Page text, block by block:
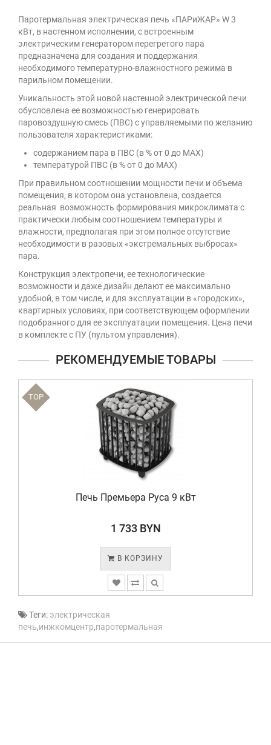
Паротермальная электрическая печь «ПАРиЖАР» W 3
кВт, в настенном исполнении, с встроенным
электрическим генератором перегретого пара
предназначена для создания и поддержания
необходимого температурно-влажностного режима в
парильном помещении.
Уникальность этой новой настенной электрической печи
обусловлена ее возможностью генерировать
паровоздушную смесь (ПВС) с управляемыми по желанию
пользователя характеристиками:
содержанием пара в ПВС (в % от 0 до MAX)
температурой ПВС (в % от 0 до MAX)
При правильном соотношении мощности печи и объема
помещения, в котором она установлена, создается
реальная возможность формирования микроклимата с
практически любым соотношением температуры и
влажности, предполагая при этом полное отсутствие
необходимости в разовых «экстремальных выбросах»
пара.
Конструкция электропечи, ее технологические
возможности и даже дизайн делают ее максимально
удобной, в том числе, и для эксплуатации в «городских»,
квартирных условиях, при соответствующем оформлении
подобранного для ее эксплуатации помещения. Цена печи
в комплекте с ПУ (пультом управления).
РЕКОМЕНДУЕМЫЕ ТОВАРЫ
TOP
Печь Премьера Руса 9 кВт
1 733 BYN
В КОРЗИНУ
Теги: электрическая
печь,инжкомцентр,паротермальная